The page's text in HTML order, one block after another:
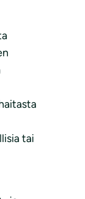
tai